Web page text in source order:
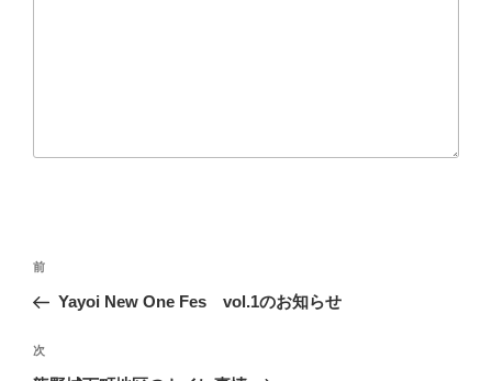
投
ナ
ビ
前
の
稿
前
Yayoi New One Fes vol.1のお知らせ
次
次